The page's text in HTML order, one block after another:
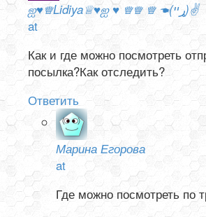
ஐ♥♕Lidiya♕♥ஐ ♥ ♕♕ ♕ ☚(ړײ)✌
at
Как и где можно посмотреть
посылка?Как отследить?
Ответить
Марина Егорова
at
Где можно посмотреть по